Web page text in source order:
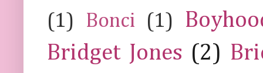
(1) Bonci (1)
Bridget Jones (2)